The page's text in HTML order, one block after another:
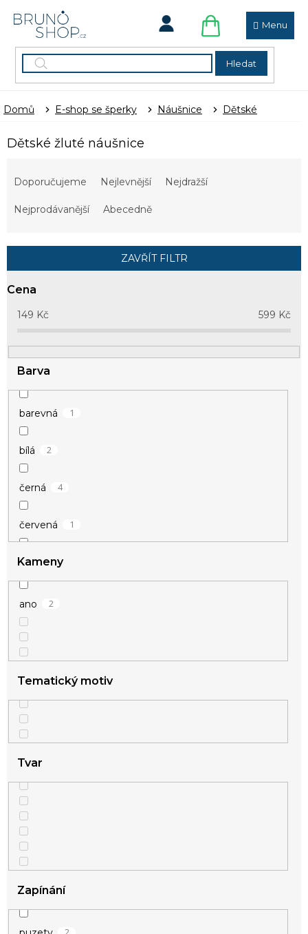
Hledat
NÁKUPNÍ
KOŠÍK
Domů E-shop se šperky Náušnice Dětské
Dětské žluté náušnice
r
o
t
ů
Doporučujeme Nejlevnější Nejdražší
Nejprodávanější Abecedně
ZAVŘÍT FILTR
Cena
149 Kč 599 Kč
Barva
barevná 1
bílá 2
černá 4
červená 1
fialová 1
hnědá
champagne
modrá
oranžová
růžové zlato 3
stříbrná
zelená
zlatá 12
Kameny
ano 2
Tematický motiv
Tvar
Zapínání